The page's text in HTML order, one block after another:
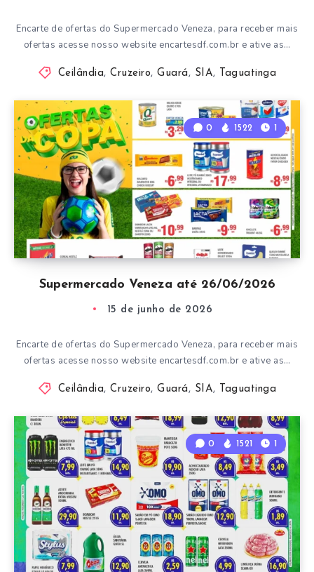
Encarte de ofertas do Supermercado Veneza, para receber mais
ofertas acesse nosso website encartesdf.com.br e ative as…
Ceilândia, Cruzeiro, Guará , SIA, Taguatinga
Supermercado Veneza até 26/06/2026
0 1522 1
15 de junho de 2026
Encarte de ofertas do Supermercado Veneza, para receber mais
ofertas acesse nosso website encartesdf.com.br e ative as…
Ceilândia, Cruzeiro, Guará , SIA, Taguatinga
0 1521 1